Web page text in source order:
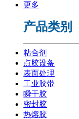
更多
产品类别
粘合剂
点胶设备
表面处理
工业胶带
瞬干胶
密封胶
热熔胶